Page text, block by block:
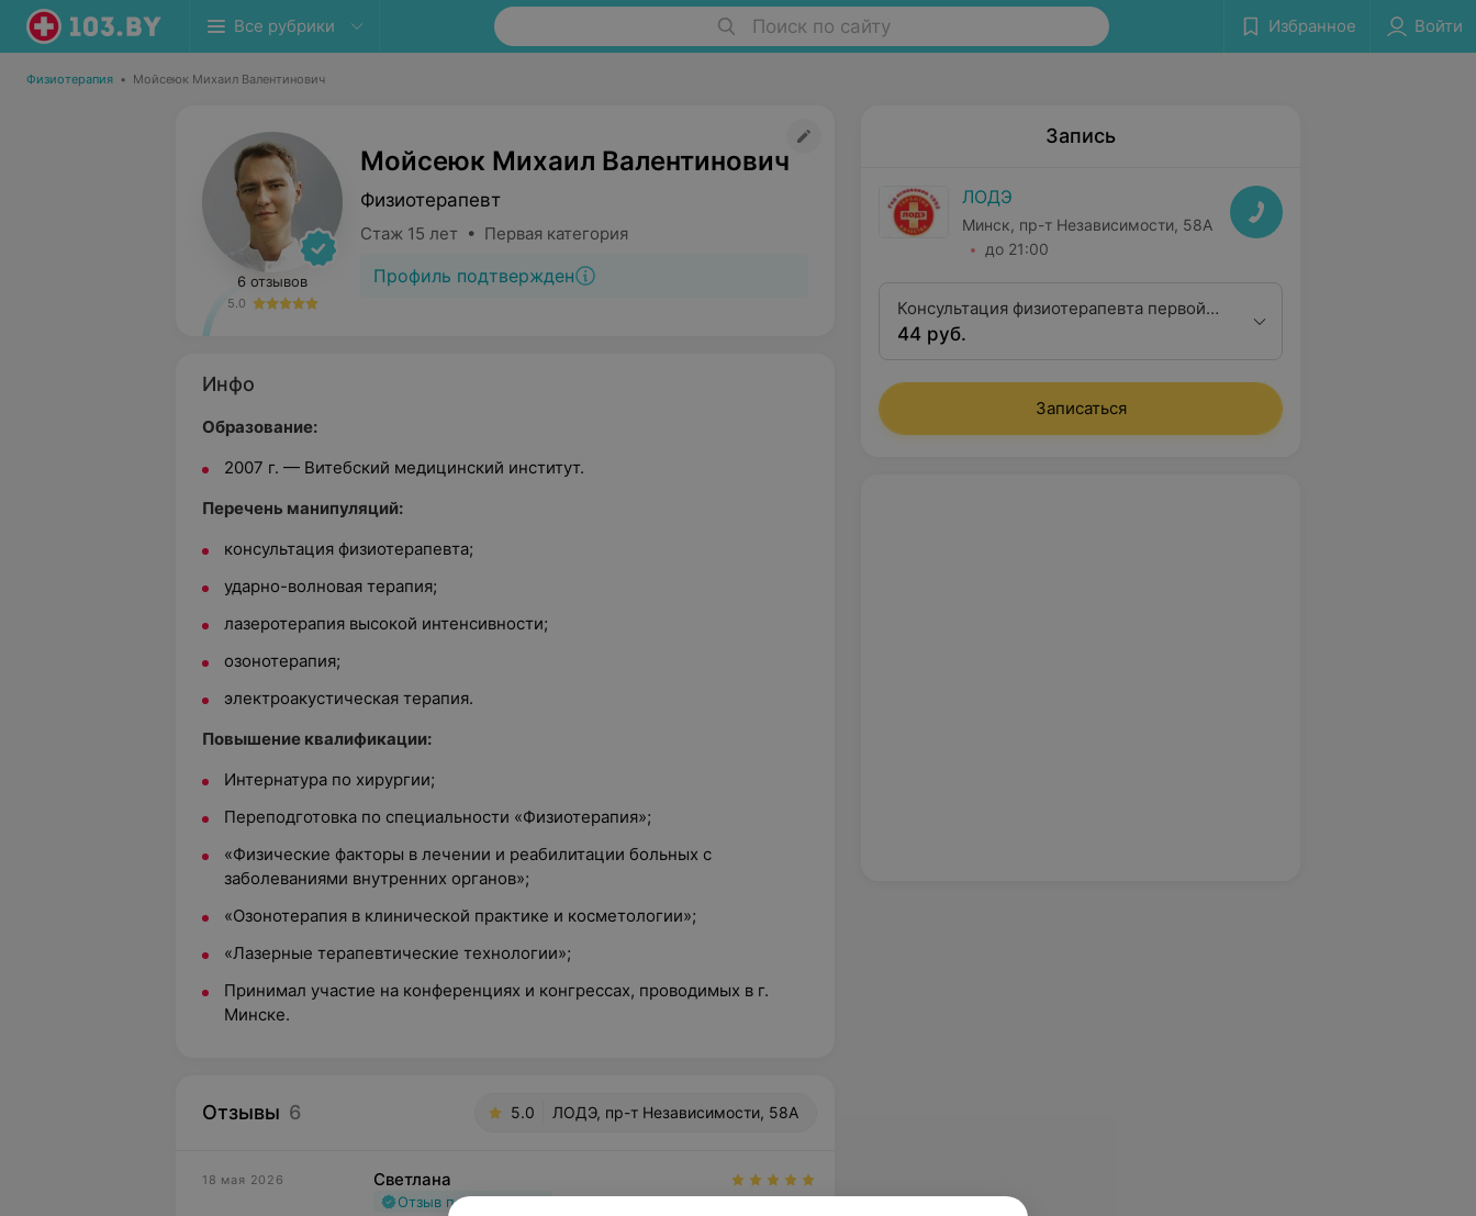
Все рубрики Поиск по сайту Избранное Войти
Физиотерапия • Мойсеюк Михаил Валентинович
6 отзывов
5.0
Мойсеюк Михаил Валентинович
Физиотерапевт
Стаж 15 лет • Первая категория
Профиль подтвержден
Инфо
Образование:
2007 г. — Витебский медицинский институт.
Перечень манипуляций:
консультация физиотерапевта;
ударно-волновая терапия;
лазеротерапия высокой интенсивности;
озонотерапия;
электроакустическая терапия.
Повышение квалификации:
Интернатура по хирургии;
Переподготовка по специальности «Физиотерапия»;
«Физические факторы в лечении и реабилитации больных с
заболеваниями внутренних органов»;
«Озонотерапия в клинической практике и косметологии»;
«Лазерные терапевтические технологии»;
Принимал участие на конференциях и конгрессах, проводимых в г.
Минске.
Отзывы 6 5.0 ЛОДЭ, пр-т Независимости, 58А
18 мая 2026 Светлана
Отзыв подтвержден
Запись
ЛОДЭ
Минск, пр-т Независимости, 58А
до 21:00
Консультация физиотерапевта первой
квалификационной категории
44 руб.
Записаться